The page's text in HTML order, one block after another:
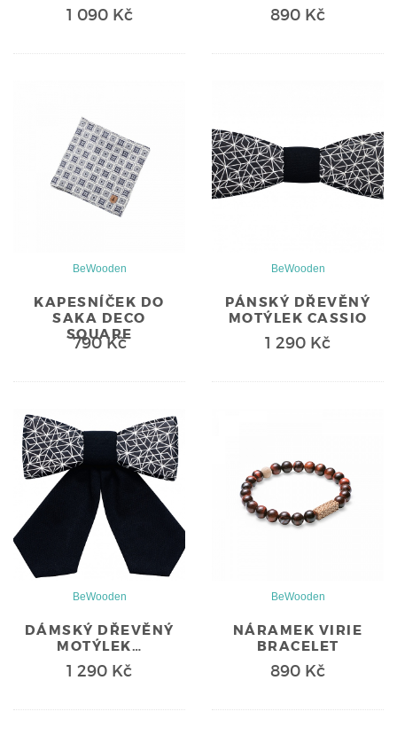
1 090 Kč 890 Kč
BeWooden
KAPESNÍČEK DO
SAKA DECO
SQUARE
790 Kč
BeWooden
PÁNSKÝ DŘEVĚNÝ
MOTÝLEK CASSIO
1 290 Kč
BeWooden
DÁMSKÝ DŘEVĚNÝ
MOTÝLEK…
1 290 Kč
BeWooden
NÁRAMEK VIRIE
BRACELET
890 Kč